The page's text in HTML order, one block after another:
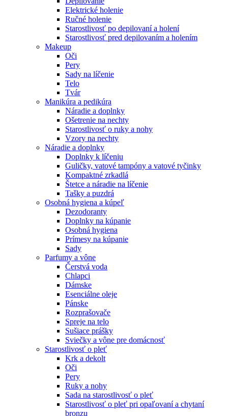
Elektrické holenie
Ručné holenie
Starostlivosť po depilovaní a holení
Starostlivosť pred depilovaním a holením
Makeup
Oči
Pery
Sady na líčenie
Telo
Tvár
Manikúra a pedikúra
Náradie a doplnky
Ošetrenie na nechty
Starostlivosť o ruky a nohy
Vzory na nechty
Náradie a doplnky
Doplnky k líčeniu
Guličky, vatové tampóny a vatové tyčinky
Kompaktné zrkadlá
Štetce a náradie na líčenie
Tašky a puzdrá
Osobná hygiena a kúpeľ
Dezodoranty
Doplnky na kúpanie
Osobná hygiena
Prímesy na kúpanie
Sady
Parfumy a vône
Čerstvá voda
Chlapci
Dámske
Esenciálne oleje
Pánske
Rozprašovače
Spreje na telo
Sušiace prášky
Sviečky a vône pre domácnosť
Starostlivosť o pleť
Krk a dekolt
Oči
Pery
Ruky a nohy
Sada na starostlivosť o pleť
Starostlivosť o pleť pri opaľovaní a chytaní
bronzu